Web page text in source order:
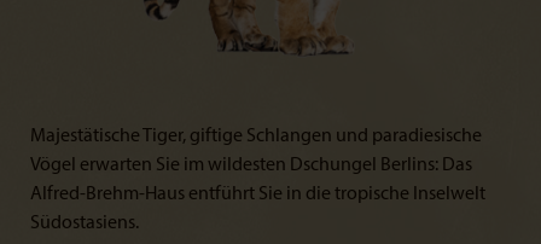
Majestätische Tiger, giftige Schlangen und paradiesische
Vögel erwarten Sie im wildesten Dschungel Berlins: Das
Alfred-Brehm-Haus entführt Sie in die tropische Inselwelt
Südostasiens.